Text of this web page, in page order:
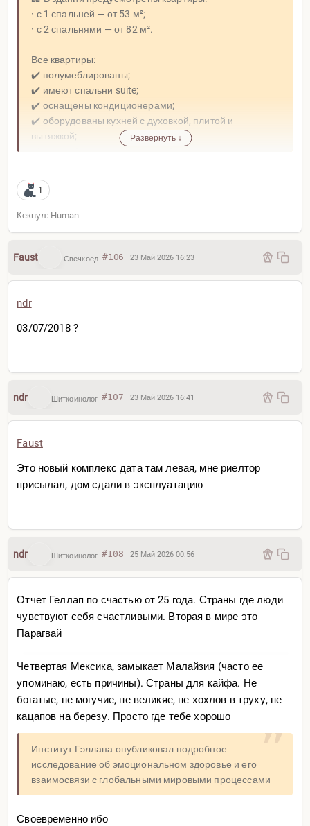
· с 1 спальней — от 53 м²;
· с 2 спальнями — от 82 м².
Все квартиры:
✔️ полумеблированы;
✔️ имеют спальни suite;
✔️ оснащены кондиционерами;
✔️ оборудованы кухней с духовкой, плитой и
вытяжкой;
🌇 Среди amenities:
· бассейн на крыше;
· quincho;
· закрытая система видеонаблюдения;
💰 Стоимость:
· с 2 спальнями — от $98 942.
в Barrio Jara ещё в начале XX века. Таким образом
Развернуть ↓
1
Кекнул: Human
Faust Свечкоед #106 23 Май 2026 16:23
ndr
03/07/2018 ?
ndr Шиткоинолог #107 23 Май 2026 16:41
Faust
Это новый комплекс дата там левая, мне риелтор
присылал, дом сдали в эксплуатацию
ndr Шиткоинолог #108 25 Май 2026 00:56
Отчет Геллап по счастью от 25 года. Страны где люди
чувствуют себя счастливыми. Вторая в мире это
Парагвай
Четвертая Мексика, замыкает Малайзия (часто ее
упоминаю, есть причины). Страны для кайфа. Не
богатые, не могучие, не великяе, не хохлов в труху, не
кацапов на березу. Просто где тебе хорошо
Институт Гэллапа опубликовал подробное
исследование об эмоциональном здоровье и его
взаимосвязи с глобальными мировыми процессами
Своевременно ибо